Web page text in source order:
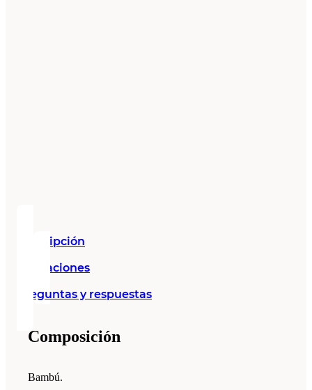
Descripción
Valoraciones
Preguntas y respuestas
Composición
Bambú.